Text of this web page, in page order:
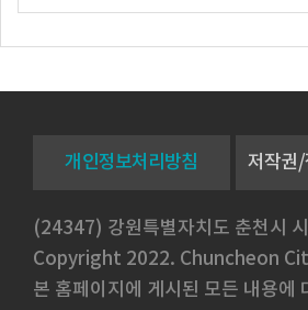
개인정보처리방침 저작권/
(24347) 강원특별자치도 춘천시
Copyright 2022. Chuncheon
본 홈페이지에 게시된 모든 내용에